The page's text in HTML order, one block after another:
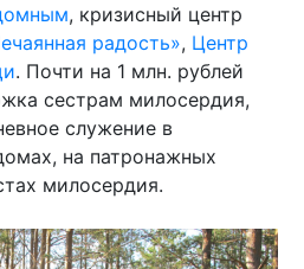
, кризисный центр
радость», Центр
. Почти на 1 млн. рублей
сестрам милосердия,
служение в
на патронажных
милосердия.